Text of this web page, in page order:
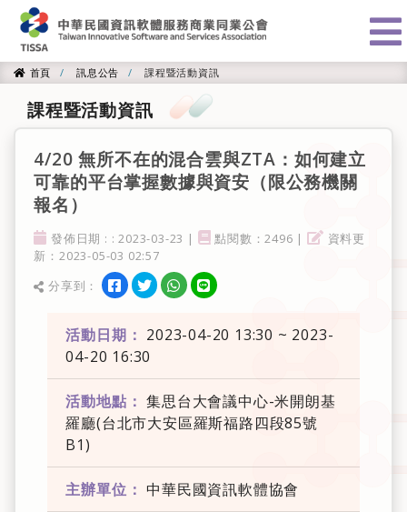
首頁
首頁 訊息公告 課程暨活動資訊
課程暨活動資訊
4/20 無所不在的混合雲與ZTA：如何建立
可靠的平台掌握數據與資安（限公務機關
報名）
發佈日期
發佈日期 : : 2023-03-23 | 點閱率
點閱數：2496 | 資料更新
資料更
新：2023-05-03 02:57
分享
分享到： 分享到facebook
分享到twitter
分享到WhatsApp
分享到line
活動日期： 2023-04-20 13:30 ~ 2023-
04-20 16:30
活動地點： 集思台大會議中心-米開朗基
羅廳(台北市大安區羅斯福路四段85號
B1)
主辦單位： 中華民國資訊軟體協會